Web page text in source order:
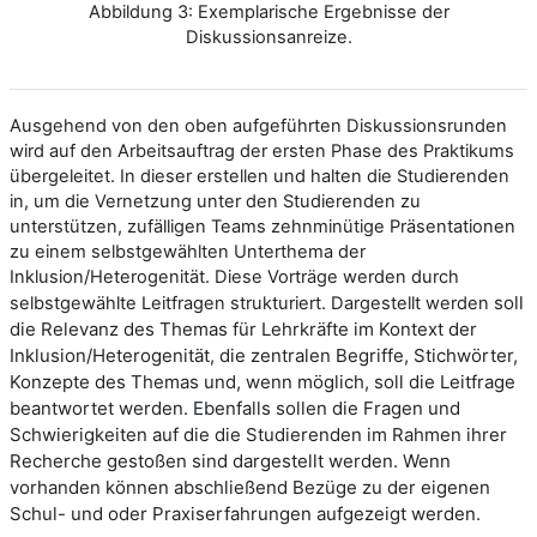
Abbildung 3: Exemplarische Ergebnisse der
Diskussionsanreize.
Ausgehend von den oben aufgeführten Diskussionsrunden
wird auf den Arbeitsauftrag der ersten Phase des Praktikums
übergeleitet. In dieser erstellen und halten die Studierenden
in, um die Vernetzung unter den Studierenden zu
unterstützen, zufälligen Teams zehnminütige Präsentationen
zu einem selbstgewählten Unterthema der
Inklusion/Heterogenität. Diese Vorträge werden durch
selbstgewählte Leitfragen strukturiert. Dargestellt werden soll
die Relevanz des Themas für Lehrkräfte im Kontext der
Inklusion/Heterogenität, die zentralen Begriffe, Stichwörter,
Konzepte des Themas und, wenn möglich, soll die Leitfrage
beantwortet werden. Ebenfalls sollen die Fragen und
Schwierigkeiten auf die die Studierenden im Rahmen ihrer
Recherche gestoßen sind dargestellt werden. Wenn
vorhanden können abschließend Bezüge zu der eigenen
Schul- und oder Praxiserfahrungen aufgezeigt werden.